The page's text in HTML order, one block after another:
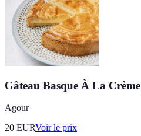
Gâteau Basque À La Crème
Agour
20 EURVoir le prix